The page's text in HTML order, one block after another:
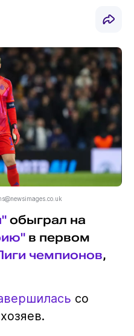
обыграл на
в первом
чемпионов,
со